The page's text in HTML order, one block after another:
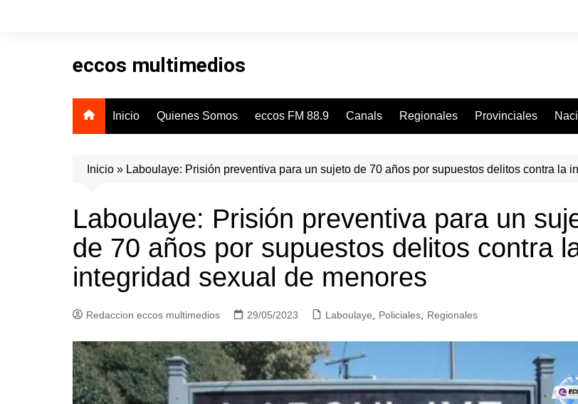
eccos multimedios
Inicio Quienes Somos eccos FM 88.9 Canals Regionales Provinciales
Inicio » Laboulaye: Prisión preventiva para un sujeto de 70 años por supuestos delitos contra la
Laboulaye: Prisión preventiva para un
de 70 años por supuestos delitos contra
integridad sexual de menores
Redaccion eccos multimedios 29/05/2023 Laboulaye Policiales Regionales